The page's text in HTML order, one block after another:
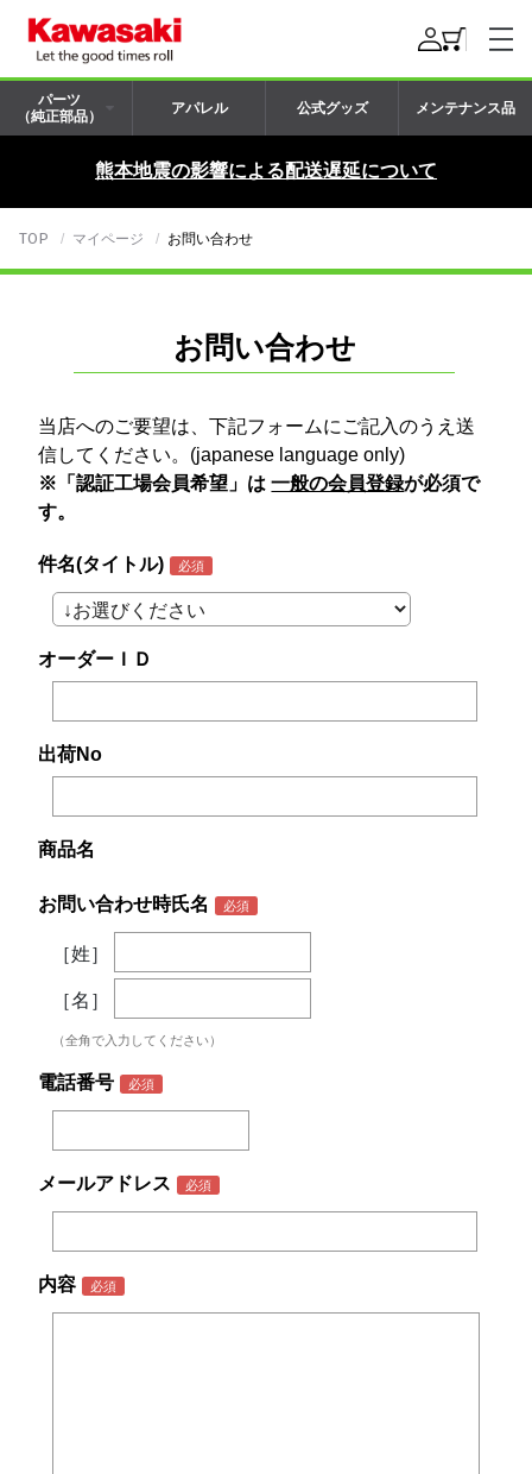
パーツ
（純正部品）
アパレル 公式グッズ メンテナンス品
熊本地震の影響による配送遅延について
TOP マイページ お問い合わせ
お問い合わせ
当店へのご要望は、下記フォームにご記入のうえ送
信してください。(japanese language only)
※「認証工場会員希望」は一般の会員登録が必須で
す。
件名(タイトル)
オーダーＩＤ
出荷No
商品名
お問い合わせ時氏名
［姓］
［名］
（全角で入力してください）
電話番号
メールアドレス
内容